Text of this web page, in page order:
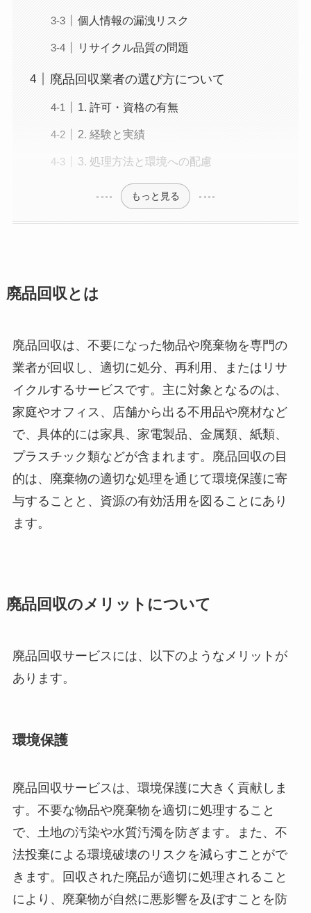
個人情報の漏洩リスク
リサイクル品質の問題
廃品回収業者の選び方について
1. 許可・資格の有無
2. 経験と実績
3. 処理方法と環境への配慮
もっと見る
廃品回収とは
廃品回収は、不要になった物品や廃棄物を専門の
業者が回収し、適切に処分、再利用、またはリサ
イクルするサービスです。主に対象となるのは、
家庭やオフィス、店舗から出る不用品や廃材など
で、具体的には家具、家電製品、金属類、紙類、
プラスチック類などが含まれます。廃品回収の目
的は、廃棄物の適切な処理を通じて環境保護に寄
与することと、資源の有効活用を図ることにあり
ます。
廃品回収のメリットについて
廃品回収サービスには、以下のようなメリットが
あります。
環境保護
廃品回収サービスは、環境保護に大きく貢献しま
す。不要な物品や廃棄物を適切に処理すること
で、土地の汚染や水質汚濁を防ぎます。また、不
法投棄による環境破壊のリスクを減らすことがで
きます。回収された廃品が適切に処理されること
により、廃棄物が自然に悪影響を及ぼすことを防